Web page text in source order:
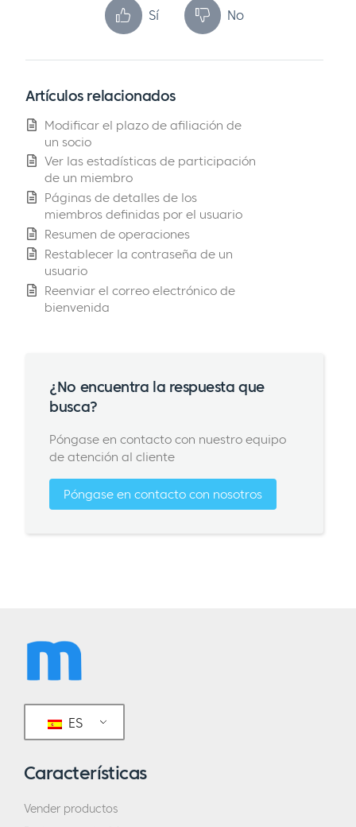
Sí No
Artículos relacionados
Modificar el plazo de afiliación de
un socio
Ver las estadísticas de participación
de un miembro
Páginas de detalles de los
miembros definidas por el usuario
Resumen de operaciones
Restablecer la contraseña de un
usuario
Reenviar el correo electrónico de
bienvenida
¿No encuentra la respuesta que
busca?
Póngase en contacto con nuestro equipo
de atención al cliente
Póngase en contacto con nosotros
ES
Características
Vender productos